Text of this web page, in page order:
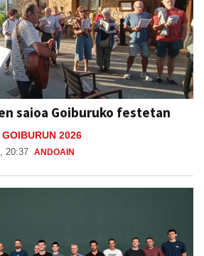
saioa Goiburuko festetan
2026
20:37 ANDOAIN